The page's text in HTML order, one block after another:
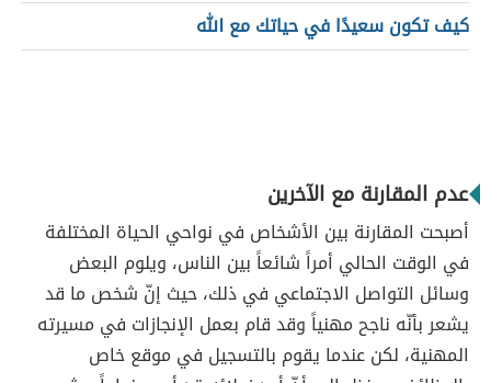
كيف تكون سعيدًا في حياتك مع الله
عدم المقارنة مع الآخرين
أصبحت المقارنة بين الأشخاص في نواحي الحياة المختلفة
في الوقت الحالي أمراً شائعاً بين الناس، ويلوم البعض
وسائل التواصل الاجتماعي في ذلك، حيث إنّ شخص ما قد
يشعر بأنّه ناجح مهنياً وقد قام بعمل الإنجازات في مسيرته
المهنية، لكن عندما يقوم بالتسجيل في موقع خاص